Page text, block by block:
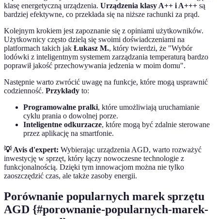
klasę energetyczną urządzenia. Urządzenia klasy A++ i A+++ są
bardziej efektywne, co przekłada się na niższe rachunki za prąd.
Kolejnym krokiem jest zapoznanie się z opiniami użytkowników.
Użytkownicy często dzielą się swoimi doświadczeniami na
platformach takich jak Łukasz M., który twierdzi, że "Wybór
lodówki z inteligentnym systemem zarządzania temperaturą bardzo
poprawił jakość przechowywania jedzenia w moim domu".
Następnie warto zwrócić uwagę na funkcje, które mogą usprawnić
codzienność. Przykłady to:
Programowalne pralki, które umożliwiają uruchamianie
cyklu prania o dowolnej porze.
Inteligentne odkurzacze, które mogą być zdalnie sterowane
przez aplikację na smartfonie.
💡 Avis d'expert: Wybierając urządzenia AGD, warto rozważyć
inwestycję w sprzęt, który łączy nowoczesne technologie z
funkcjonalnością. Dzięki tym innowacjom można nie tylko
zaoszczędzić czas, ale także zasoby energii.
Porównanie popularnych marek sprzętu
AGD {#porownanie-popularnych-marek-